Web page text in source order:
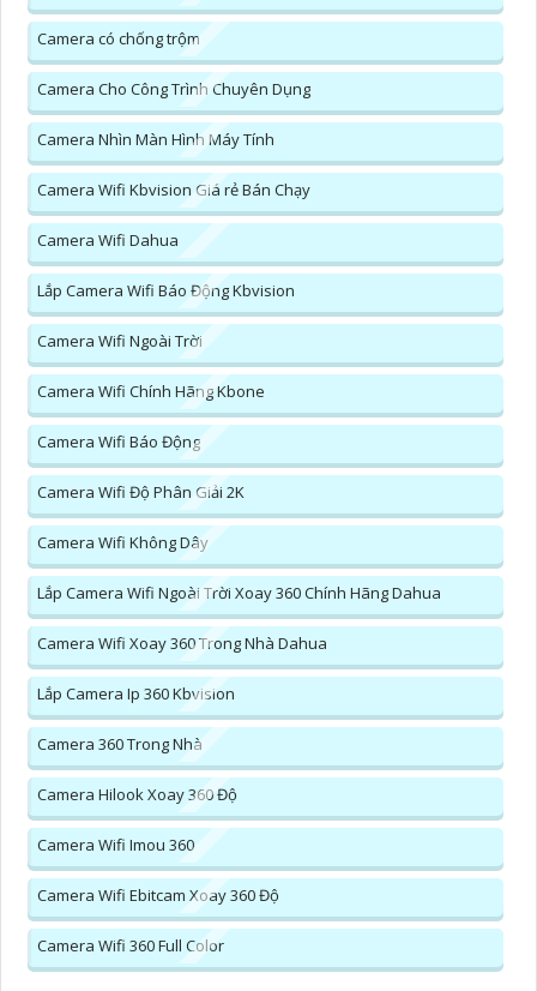
Camera có chống trộm
Camera Cho Công Trình Chuyên Dụng
Camera Nhìn Màn Hình Máy Tính
Camera Wifi Kbvision Giá rẻ Bán Chạy
Camera Wifi Dahua
Lắp Camera Wifi Báo Động Kbvision
Camera Wifi Ngoài Trời
Camera Wifi Chính Hãng Kbone
Camera Wifi Báo Động
Camera Wifi Độ Phân Giải 2K
Camera Wifi Không Dây
Lắp Camera Wifi Ngoài Trời Xoay 360 Chính Hãng Dahua
Camera Wifi Xoay 360 Trong Nhà Dahua
Lắp Camera Ip 360 Kbvision
Camera 360 Trong Nhà
Camera Hilook Xoay 360 Độ
Camera Wifi Imou 360
Camera Wifi Ebitcam Xoay 360 Độ
Camera Wifi 360 Full Color